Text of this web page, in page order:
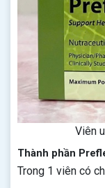
Viên
Thành phần
Trong 1 viên có